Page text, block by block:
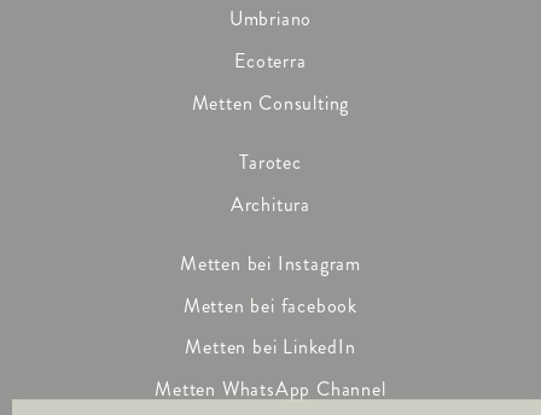
Umbriano
Ecoterra
Metten Consulting
Tarotec
Architura
Metten bei Instagram
Metten bei facebook
Metten bei LinkedIn
Metten WhatsApp Channel